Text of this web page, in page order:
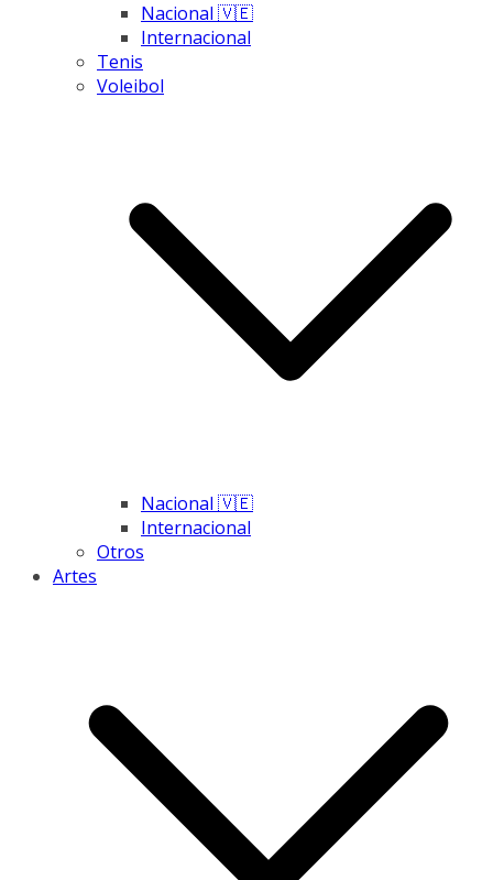
Nacional 🇻🇪
Internacional
Tenis
Voleibol
Nacional 🇻🇪
Internacional
Otros
Artes